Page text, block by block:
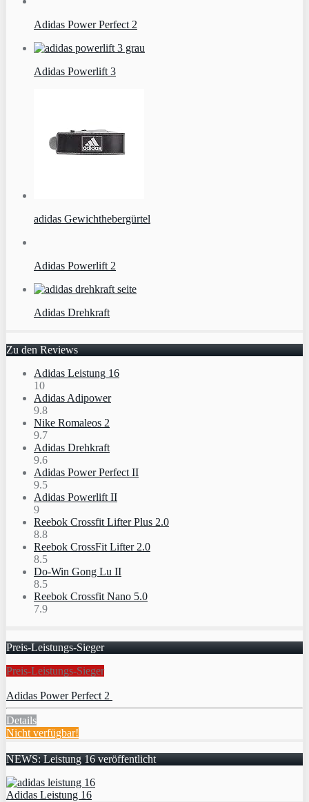
Adidas Power Perfect 2
Adidas Powerlift 3
adidas Gewichthebergürtel
Adidas Powerlift 2
Adidas Drehkraft
Zu den Reviews
Adidas Leistung 16
10
Adidas Adipower
9.8
Nike Romaleos 2
9.7
Adidas Drehkraft
9.6
Adidas Power Perfect II
9.5
Adidas Powerlift II
9
Reebok Crossfit Lifter Plus 2.0
8.8
Reebok CrossFit Lifter 2.0
8.5
Do-Win Gong Lu II
8.5
Reebok Crossfit Nano 5.0
7.9
Preis-Leistungs-Sieger
Preis-Leistungs-Sieger
Adidas Power Perfect 2
Details
Nicht verfügbar!
NEWS: Leistung 16 veröffentlicht
Adidas Leistung 16